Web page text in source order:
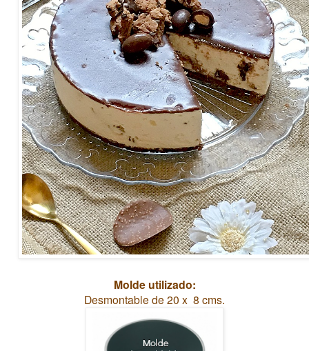
Molde utilizado:
Desmontable de 20 x 8 cms.